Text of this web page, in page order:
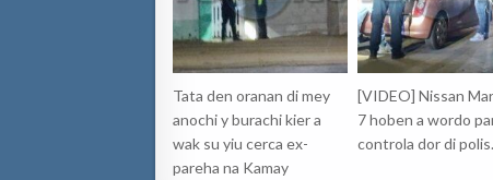
Tata den oranan di mey
anochi y burachi kier a
wak su yiu cerca ex-
pareha na Kamay
[VIDEO] Nissan
7 hoben a wordo
controla dor di polis.